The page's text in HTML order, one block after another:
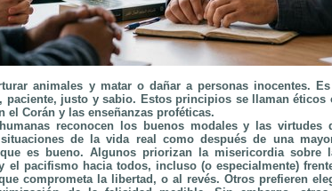
animales y matar o dañar a personas inocentes.
paciente, justo y sabio. Estos principios se llaman
el Corán y las enseñanzas proféticas.
reconocen los buenos modales y las virtudes
de la vida real como después de una
es bueno. Algunos priorizan la misericordia sobre
el pacifismo hacia todos, incluso (o especialmente)
comprometa la libertad, o al revés. Otros prefieren